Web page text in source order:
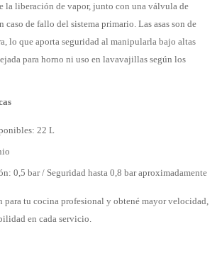
la liberación de vapor, junto con una válvula de
caso de fallo del sistema primario. Las asas son de
lo que aporta seguridad al manipularla bajo altas
para horno ni uso en lavavajillas según los
22 L
0,5 bar / Seguridad hasta 0,8 bar aproximadamente
para tu cocina profesional y obtené mayor velocidad,
en cada servicio.